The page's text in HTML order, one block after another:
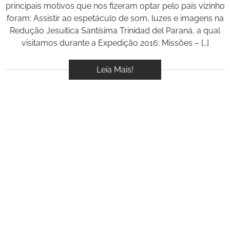
principais motivos que nos fizeram optar pelo país vizinho
foram: Assistir ao espetáculo de som, luzes e imagens na
Redução Jesuítica Santísima Trinidad del Paraná, a qual
visitamos durante a Expedição 2016: Missões – […]
Leia Mais!